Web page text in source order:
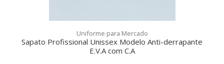
Uniforme para Mercado
Sapato Profissional Unissex Modelo Anti-derrapante
E.V.A com C.A